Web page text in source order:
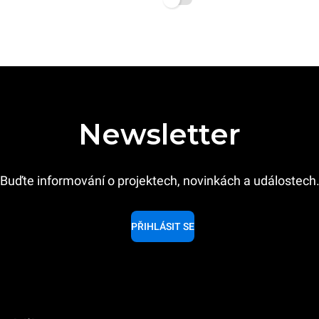
Newsletter
Buďte informování o projektech, novinkách a událostech.
PŘIHLÁSIT SE